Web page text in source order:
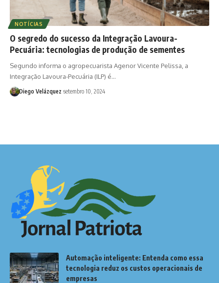
NOTÍCIAS
O segredo do sucesso da Integração Lavoura-
Pecuária: tecnologias de produção de sementes
Segundo informa o agropecuarista Agenor Vicente Pelissa, a
Integração Lavoura-Pecuária (ILP) é…
Diego Velázquez setembro 10, 2024
Automação inteligente: Entenda como essa
tecnologia reduz os custos operacionais de
empresas